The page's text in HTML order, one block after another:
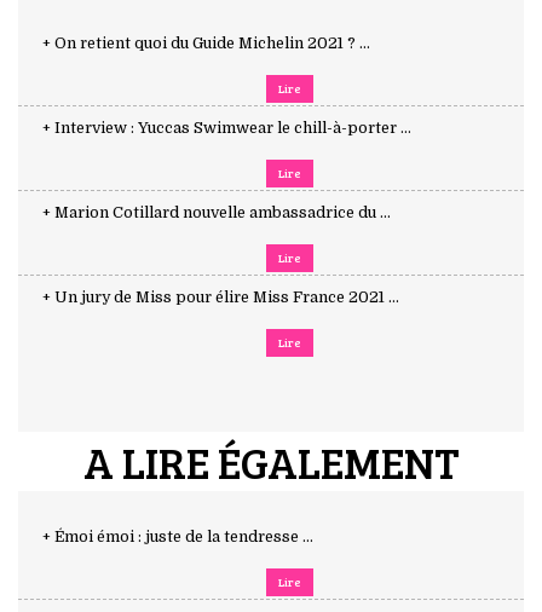
+ On retient quoi du Guide Michelin 2021 ? ...
Lire
+ Interview : Yuccas Swimwear le chill-à-porter ...
Lire
+ Marion Cotillard nouvelle ambassadrice du ...
Lire
+ Un jury de Miss pour élire Miss France 2021 ...
Lire
A LIRE ÉGALEMENT
+ Émoi émoi : juste de la tendresse ...
Lire